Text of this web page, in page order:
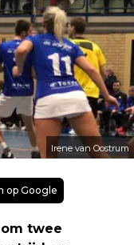
Irene van Oostrum
op Google
twee